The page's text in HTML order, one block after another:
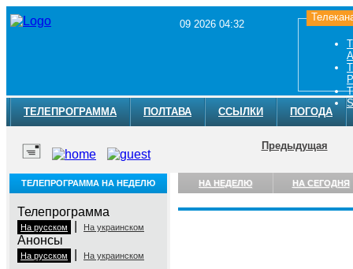
09 2026 04:32
ТЕЛЕПРОГРАММА ПОЛТАВА ССЫЛКИ ПОГОДА
Предыдущая
ТЕЛЕПРОГРАММА НА НЕДЕЛЮ
Телепрограмма
На русском На украинском
Анонсы
На русском На украинском
НА НЕДЕЛЮ НА СЕГОДНЯ